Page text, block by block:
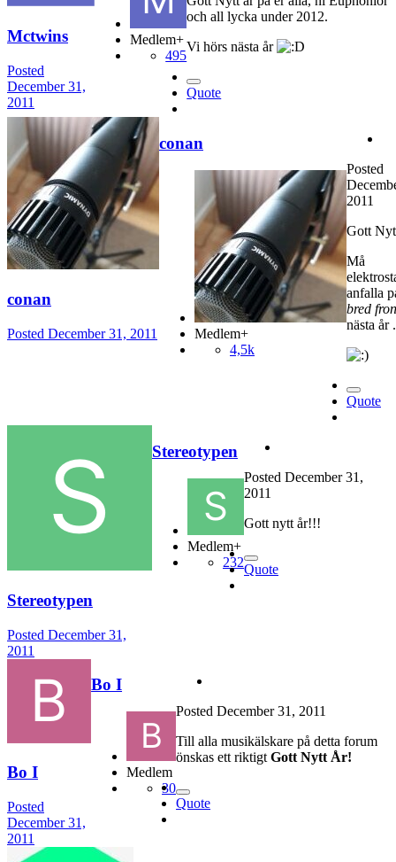
Mctwins
Posted
December 31,
2011
Medlem+
495
och all lycka under 2012.
Vi hörs nästa år
Quote
conan
Posted December 31, 2011
conan
Medlem+
4,5k
Posted
2011
Gott
Må
anfalla
bred
nästa år
Quote
Stereotypen
Posted December 31,
2011
Stereotypen
Medlem+
232
Posted December 31,
2011
Gott nytt år!!!
Quote
Bo I
Posted
December 31,
2011
Bo I
Medlem
30
PostedDecember 31, 2011
Till alla musikälskare på detta forum
önskas ett riktigtGott Nytt År!
Quote